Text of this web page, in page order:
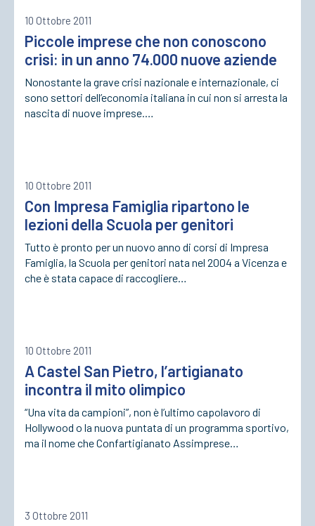
10 Ottobre 2011
Piccole imprese che non conoscono
crisi: in un anno 74.000 nuove aziende
Nonostante la grave crisi nazionale e internazionale, ci
sono settori dell’economia italiana in cui non si arresta la
nascita di nuove imprese.…
10 Ottobre 2011
Con Impresa Famiglia ripartono le
lezioni della Scuola per genitori
Tutto è pronto per un nuovo anno di corsi di Impresa
Famiglia, la Scuola per genitori nata nel 2004 a Vicenza e
che è stata capace di raccogliere…
10 Ottobre 2011
A Castel San Pietro, l’artigianato
incontra il mito olimpico
“Una vita da campioni”, non è l’ultimo capolavoro di
Hollywood o la nuova puntata di un programma sportivo,
ma il nome che Confartigianato Assimprese…
3 Ottobre 2011